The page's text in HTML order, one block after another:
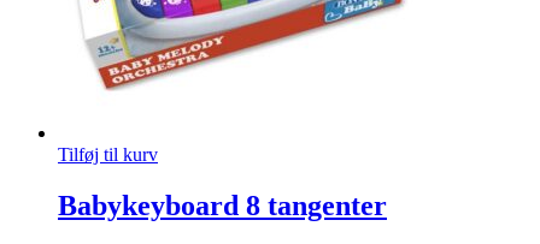
Tilføj til kurv
Babykeyboard 8 tangenter